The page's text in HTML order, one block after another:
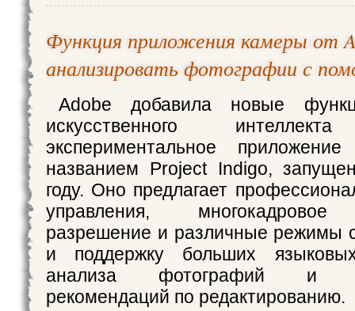
Функция приложения камеры от
анализировать фотографии с
Adobe добавила новые
искусственного
экспериментальное
названием Project Indigo,
году. Оно предлагает
управления, многокадровое
разрешение и различные режимы
и поддержку больших
анализа фотографий и
рекомендаций по редактированию.